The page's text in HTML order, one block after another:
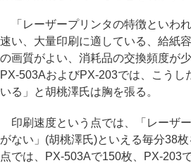
「レーザープリンタの特徴といわ
速い、大量印刷に適している、給紙
の画質がよい、消耗品の交換頻度が
PX-503AおよびPX-203では、こうし
いる」と胡桃澤氏は胸を張る。
印刷速度という点では、「レーザ
がない」(胡桃澤氏)といえる毎分38
点では、PX-503Aで150枚、PX-203